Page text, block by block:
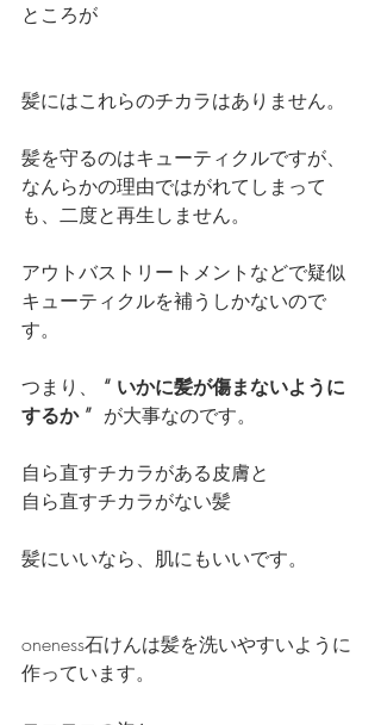
ところが
髪にはこれらのチカラはありません。
髪を守るのはキューティクルですが、
なんらかの理由ではがれてしまって
も、二度と再生しません。
アウトバストリートメントなどで疑似
キューティクルを補うしかないので
す。
つまり、
“ いかに髪が傷まないように
するか ” が大事なのです。
自ら直すチカラがある皮膚と
自ら直すチカラがない髪
髪にいいなら、肌にもいいです。
oneness石けんは髪を洗いやすいように
作っています。